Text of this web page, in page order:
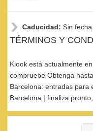
Caducidad: Sin
TÉRMINOS Y
Klook está actualmente
compruebe Obtenga
Barcelona: entradas para
Barcelona | finaliza